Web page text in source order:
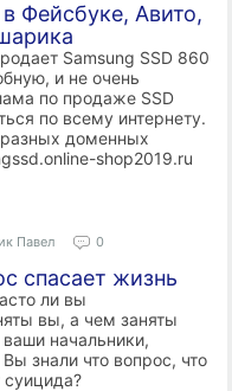
Фейсбуке, Авито,
Samsung SSD 860
и не очень
по продаже SSD
по всему интернету.
разных доменных
shop2019.ru
Павел 0
спасает жизнь
ли вы
вы, а чем заняты
начальники,
знали что вопрос, что